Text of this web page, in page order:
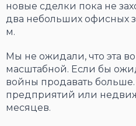
новые сделки пока не
два небольших офисных
м.
Мы не ожидали, что эта
масштабной. Если бы
войны продавать
предприятий или
месяцев.